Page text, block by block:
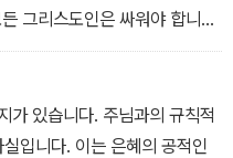
을 즐거워하십니다. 주님은
시고 우리의 의도를 보십니
그리스도인은 싸워야 합니다.
한 세상에 살고 있습니다. 모
향을 받습니다. 모든 그리스도
가 있습니다. 주님과의 규칙적
입니다. 이는 은혜의 공적인